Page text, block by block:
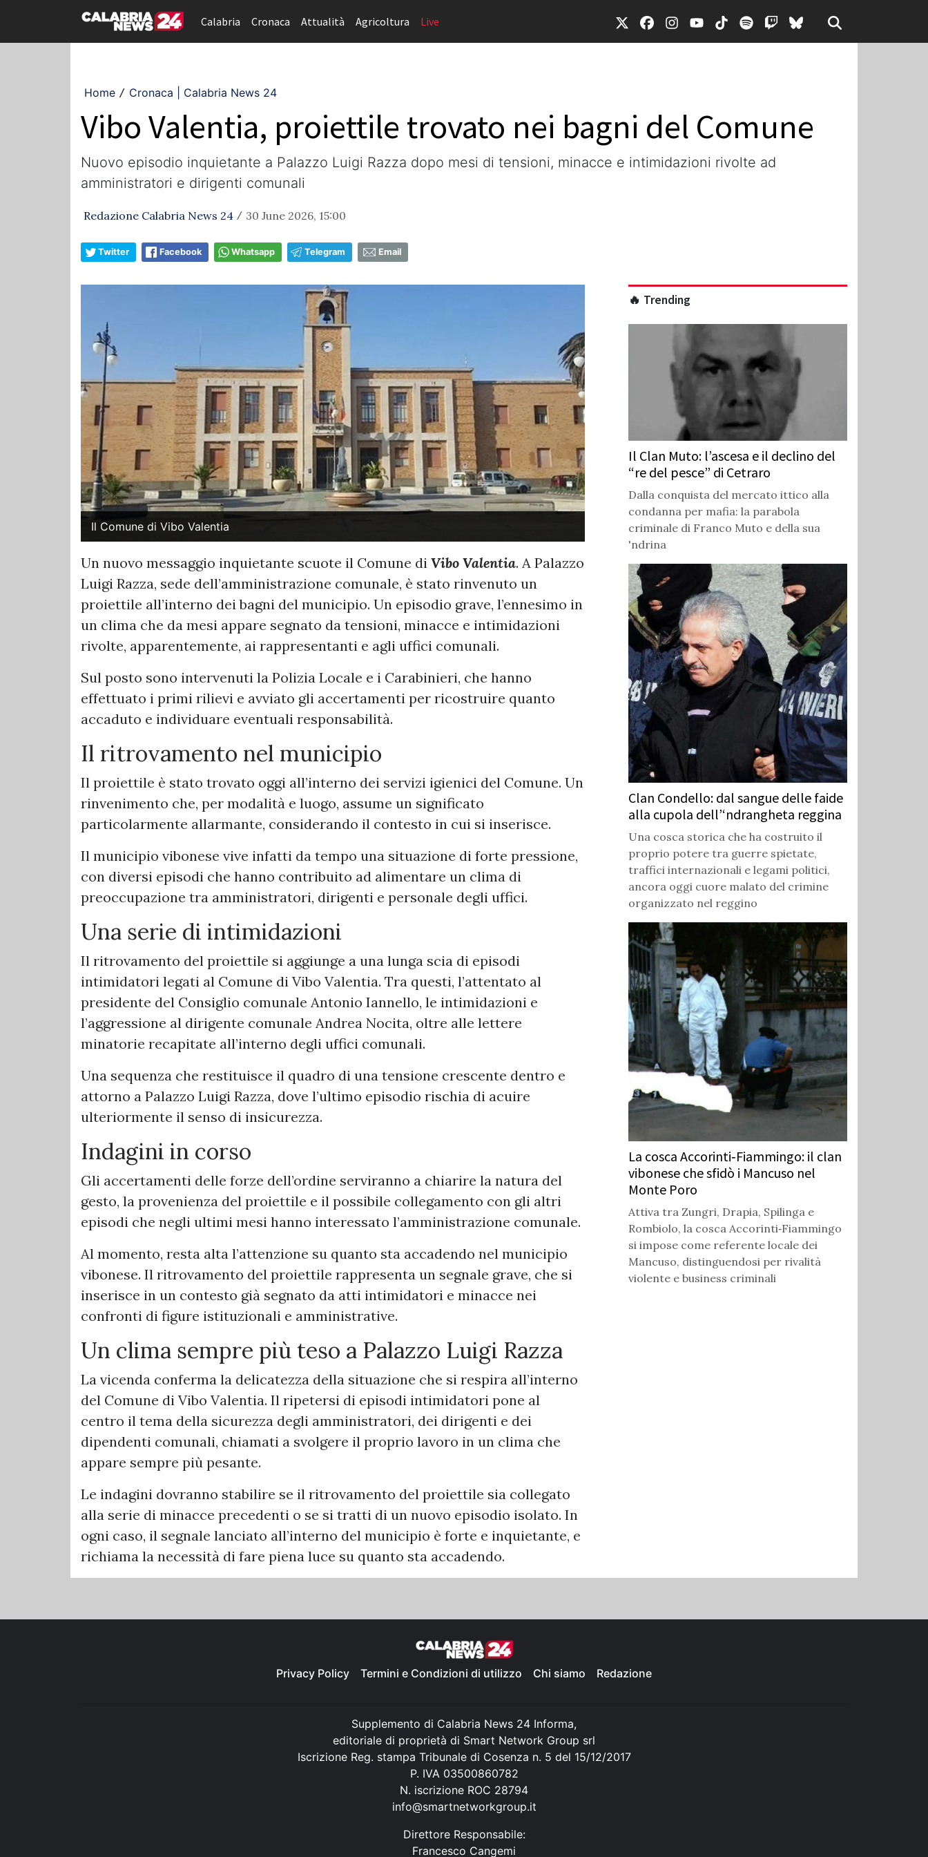
Calabria Cronaca Attualità Agricoltura Live
Home / Cronaca | Calabria News 24
Vibo Valentia, proiettile trovato nei bagni del Comune
Nuovo episodio inquietante a Palazzo Luigi Razza dopo mesi di tensioni, minacce e intimidazioni rivolte ad
amministratori e dirigenti comunali
Redazione Calabria News 24 / 30 June 2026, 15:00
Twitter Facebook Whatsapp Telegram Email
Il Comune di Vibo Valentia
Un nuovo messaggio inquietante scuote il Comune di Vibo Valentia. A Palazzo
Luigi Razza, sede dell’amministrazione comunale, è stato rinvenuto un
proiettile all’interno dei bagni del municipio. Un episodio grave, l’ennesimo in
un clima che da mesi appare segnato da tensioni, minacce e intimidazioni
rivolte, apparentemente, ai rappresentanti e agli uffici comunali.
Sul posto sono intervenuti la Polizia Locale e i Carabinieri, che hanno
effettuato i primi rilievi e avviato gli accertamenti per ricostruire quanto
accaduto e individuare eventuali responsabilità.
Il ritrovamento nel municipio
Il proiettile è stato trovato oggi all’interno dei servizi igienici del Comune. Un
rinvenimento che, per modalità e luogo, assume un significato
particolarmente allarmante, considerando il contesto in cui si inserisce.
Il municipio vibonese vive infatti da tempo una situazione di forte pressione,
con diversi episodi che hanno contribuito ad alimentare un clima di
preoccupazione tra amministratori, dirigenti e personale degli uffici.
Una serie di intimidazioni
Il ritrovamento del proiettile si aggiunge a una lunga scia di episodi
intimidatori legati al Comune di Vibo Valentia. Tra questi, l’attentato al
presidente del Consiglio comunale Antonio Iannello, le intimidazioni e
l’aggressione al dirigente comunale Andrea Nocita, oltre alle lettere
minatorie recapitate all’interno degli uffici comunali.
Una sequenza che restituisce il quadro di una tensione crescente dentro e
attorno a Palazzo Luigi Razza, dove l’ultimo episodio rischia di acuire
ulteriormente il senso di insicurezza.
Indagini in corso
Gli accertamenti delle forze dell’ordine serviranno a chiarire la natura del
gesto, la provenienza del proiettile e il possibile collegamento con gli altri
episodi che negli ultimi mesi hanno interessato l’amministrazione comunale.
Al momento, resta alta l’attenzione su quanto sta accadendo nel municipio
vibonese. Il ritrovamento del proiettile rappresenta un segnale grave, che si
inserisce in un contesto già segnato da atti intimidatori e minacce nei
confronti di figure istituzionali e amministrative.
Un clima sempre più teso a Palazzo Luigi Razza
La vicenda conferma la delicatezza della situazione che si respira all’interno
del Comune di Vibo Valentia. Il ripetersi di episodi intimidatori pone al
centro il tema della sicurezza degli amministratori, dei dirigenti e dei
dipendenti comunali, chiamati a svolgere il proprio lavoro in un clima che
appare sempre più pesante.
Le indagini dovranno stabilire se il ritrovamento del proiettile sia collegato
alla serie di minacce precedenti o se si tratti di un nuovo episodio isolato. In
ogni caso, il segnale lanciato all’interno del municipio è forte e inquietante, e
richiama la necessità di fare piena luce su quanto sta accadendo.
🔥 Trending
Il Clan Muto: l’ascesa e il declino del
“re del pesce” di Cetraro
Dalla conquista del mercato ittico alla
condanna per mafia: la parabola
criminale di Franco Muto e della sua
'ndrina
Clan Condello: dal sangue delle faide
alla cupola dell’‘ndrangheta reggina
Una cosca storica che ha costruito il
proprio potere tra guerre spietate,
traffici internazionali e legami politici,
ancora oggi cuore malato del crimine
organizzato nel reggino
La cosca Accorinti‑Fiammingo: il clan
vibonese che sfidò i Mancuso nel
Monte Poro
Attiva tra Zungri, Drapia, Spilinga e
Rombiolo, la cosca Accorinti‑Fiammingo
si impose come referente locale dei
Mancuso, distinguendosi per rivalità
violente e business criminali
Privacy Policy Termini e Condizioni di utilizzo Chi siamo Redazione
Supplemento di Calabria News 24 Informa,
editoriale di proprietà di Smart Network Group srl
Iscrizione Reg. stampa Tribunale di Cosenza n. 5 del 15/12/2017
P. IVA 03500860782
N. iscrizione ROC 28794
info@smartnetworkgroup.it
Direttore Responsabile:
Francesco Cangemi